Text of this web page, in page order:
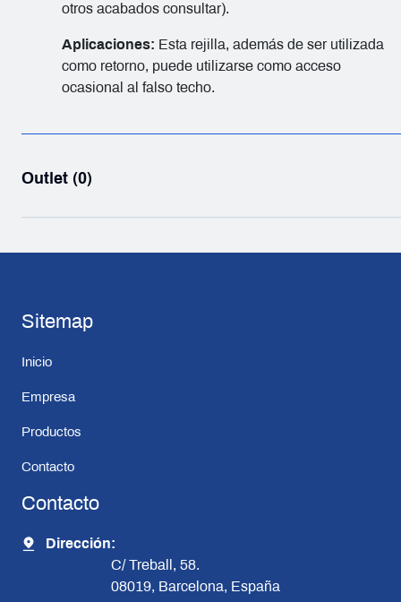
otros acabados consultar).
Aplicaciones: Esta rejilla, además de ser utilizada
como retorno, puede utilizarse como acceso
ocasional al falso techo.
Outlet (0)
Sitemap
Inicio
Empresa
Productos
Contacto
Contacto
Dirección:
C/ Treball, 58.
08019, Barcelona, España